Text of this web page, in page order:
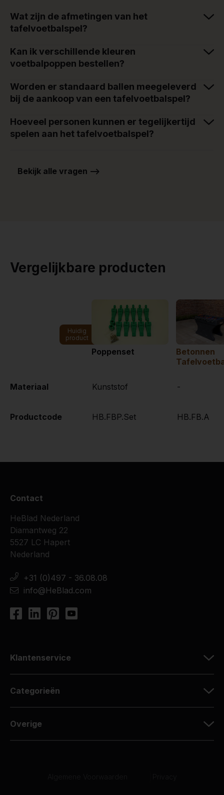
Wat zijn de afmetingen van het
tafelvoetbalspel?
Kan ik verschillende kleuren
voetbalpoppen bestellen?
Worden er standaard ballen meegeleverd
bij de aankoop van een tafelvoetbalspel?
Hoeveel personen kunnen er tegelijkertijd
spelen aan het tafelvoetbalspel?
Bekijk alle vragen -->
Vergelijkbare producten
Huidig
product
Poppenset
Betonnen
Materiaal
Productcode
Kunststof
HB.FBP.Set
-
HB.FB.A
Contact
HeBlad Nederland
Diamantweg 22
5527 LC Hapert
Nederland
+31 (0)497 - 36.08.08
info@HeBlad.com
Klantenservice
Categorieën
Overige